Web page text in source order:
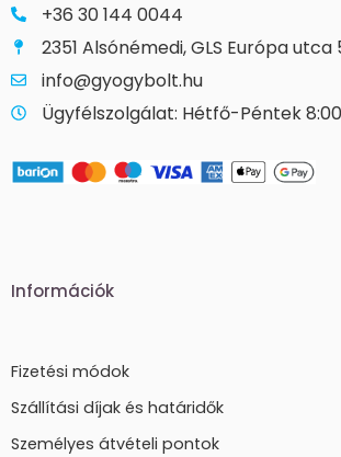
+36 30 144 0044
2351 Alsónémedi, GLS Európa utca
info@gyogybolt.hu
Ügyfélszolgálat: Hétfő-Péntek
Információk
Fizetési módok
Szállítási díjak és határidők
Személyes átvételi pontok